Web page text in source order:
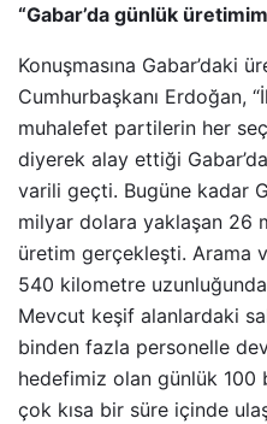
“Gabar’da günlük
Konuşmasına Gabar’daki
Cumhurbaşkanı Erdoğan,
muhalefet partilerin her
diyerek alay ettiği
varili geçti. Bugüne kadar
milyar dolara yaklaşan 26
üretim gerçekleşti. Arama
540 kilometre
Mevcut keşif alanlardaki
binden fazla personelle
hedefimiz olan günlük
çok kısa bir süre içinde